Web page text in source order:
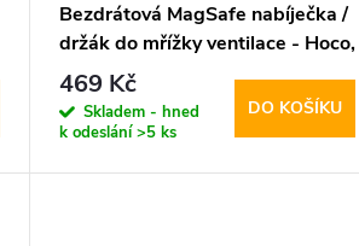
Bezdrátová MagSafe nabíječka /
držák do mřížky ventilace - Hoco,
CA85 Ultrafast
469 Kč
Skladem - hned
k odeslání>5 ks
DO KOŠÍKU